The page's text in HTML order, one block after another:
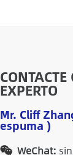
EXPERTO
Mr. Cliff
espuma )
WeChat: